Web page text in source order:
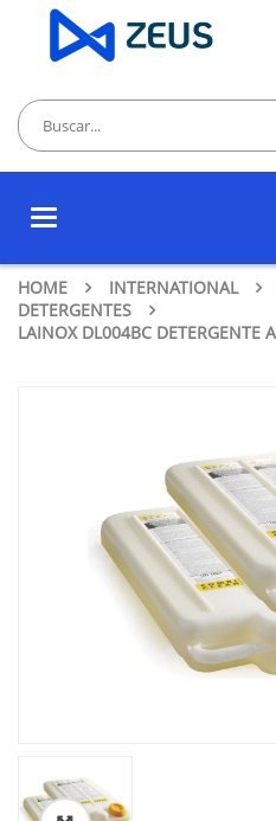
Toggle
HOME INTERNATIONAL
DETERGENTES
LAINOX DL004BC DETERGENTE